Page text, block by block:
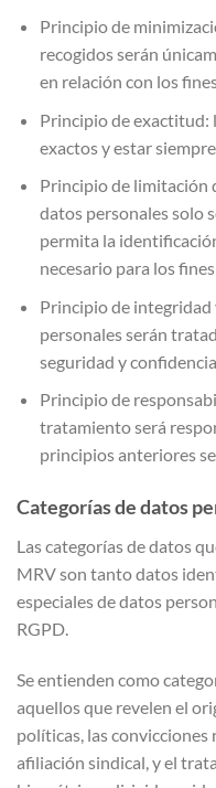
Principio de
recogidos serán
en relación con los
Principio de exactitud:
exactos y estar
Principio de limitación
datos personales solo
permita la
necesario para los
Principio de
personales serán
seguridad y
Principio de
tratamiento será
principios anteriores
Categorías de datos
Las categorías de datos
MRV son tanto datos
especiales de datos
RGPD.
Se entienden como
aquellos que revelen el
políticas, las convicciones
afiliación sindical, y el